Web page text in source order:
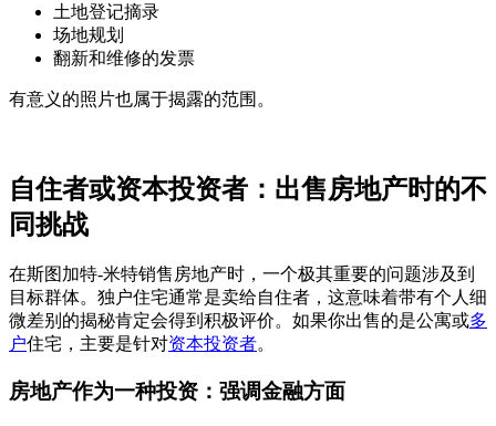
土地登记摘录
场地规划
翻新和维修的发票
有意义的照片也属于揭露的范围。
自住者或资本投资者：出售房地产时的不
同挑战
在斯图加特-米特销售房地产时，一个极其重要的问题涉及到
目标群体。独户住宅通常是卖给自住者，这意味着带有个人细
微差别的揭秘肯定会得到积极评价。如果你出售的是公寓或多
户住宅，主要是针对资本投资者。
房地产作为一种投资：强调金融方面